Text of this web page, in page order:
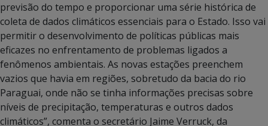
previsão do tempo e proporcionar uma série histórica de
coleta de dados climáticos essenciais para o Estado. Isso vai
permitir o desenvolvimento de políticas públicas mais
eficazes no enfrentamento de problemas ligados a
fenômenos ambientais. As novas estações preenchem
vazios que havia em regiões, sobretudo da bacia do rio
Paraguai, onde não se tinha informações precisas sobre
níveis de precipitação, temperaturas e outros dados
climáticos”, comenta o secretário Jaime Verruck, da